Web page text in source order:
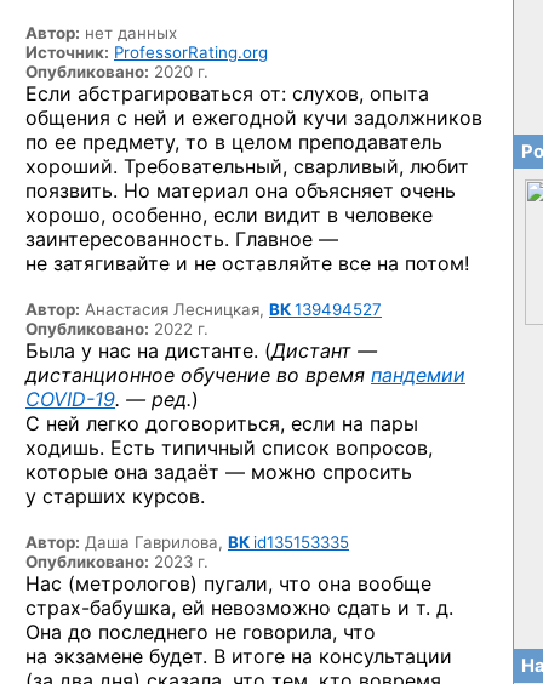
Автор: нет данных
Источник: ProfessorRating.org
Опубликовано: 2020 г.
Если абстрагироваться от: слухов, опыта
общения с ней и ежегодной кучи задолжников
по ее предмету, то в целом преподаватель
хороший. Требовательный, сварливый, любит
поязвить. Но материал она объясняет очень
хорошо, особенно, если видит в человеке
заинтересованность. Главное —
не затягивайте и не оставляйте все на потом!
Автор: Анастасия Лесницкая, ВК139494527
Опубликовано: 2022 г.
Была у нас на дистанте. (Дистант —
дистанционное обучение во время пандемии
COVID-19. — ред.)
С ней легко договориться, если на пары
ходишь. Есть типичный список вопросов,
которые она задаёт — можно спросить
у старших курсов.
Автор: Даша Гаврилова, ВК id135153335
Опубликовано: 2023 г.
Нас (метрологов) пугали, что она вообще
страх-бабушка, ей невозможно сдать и т. д.
Она до последнего не говорила, что
на экзамене будет. В итоге на консультации